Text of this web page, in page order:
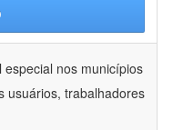
especial nos municípios
usuários, trabalhadores